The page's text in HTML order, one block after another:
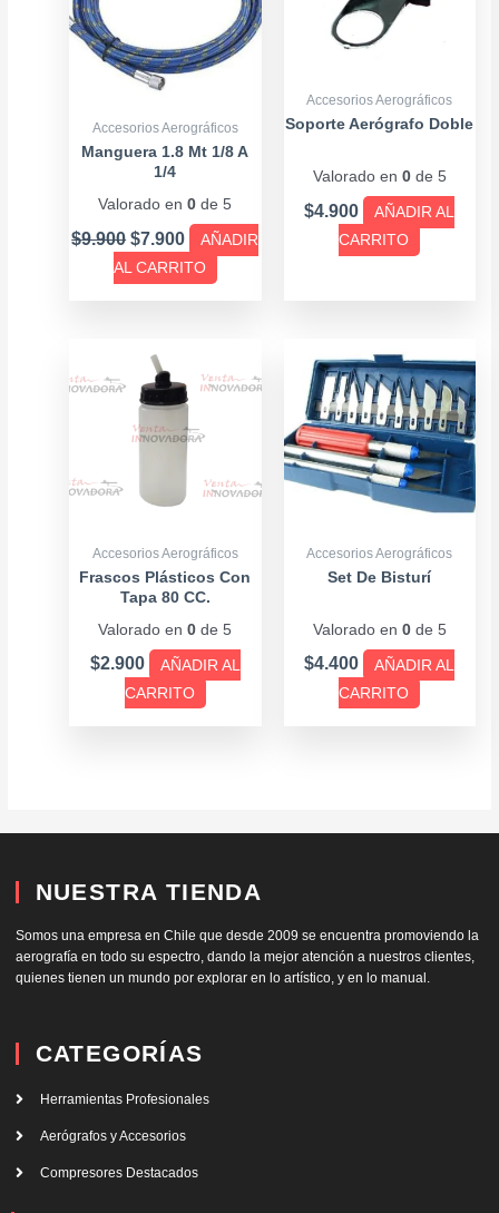
Accesorios Aerográficos
Manguera 1.8 Mt 1/8 A
1/4
Valorado en0 de 5
$9.900 $7.900
AÑADIR
AL CARRITO
Accesorios Aerográficos
Soporte Aerógrafo Doble
Valorado en 0de 5
$4.900
AÑADIR AL
CARRITO
Accesorios Aerográficos
Frascos Plásticos Con
Tapa 80 CC.
Valorado en0 de 5
$2.900
AÑADIR AL
CARRITO
Accesorios Aerográficos
Set De Bisturí
Valorado en 0de 5
$4.400
AÑADIR AL
CARRITO
NUESTRA TIENDA
Somos una empresa en Chile que desde 2009 se encuentra promoviendo la
aerografía en todo su espectro, dando la mejor atención a nuestros clientes,
quienes tienen un mundo por explorar en lo artístico, y en lo manual.
CATEGORÍAS
Herramientas Profesionales
Aerógrafos y Accesorios
Compresores Destacados